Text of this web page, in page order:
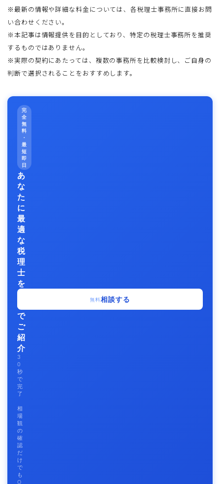
※最新の情報や詳細な料金については、各税理士事務所に直接お問
い合わせください。
※本記事は情報提供を目的としており、特定の税理士事務所を推奨
するものではありません。
※実際の契約にあたっては、複数の事務所を比較検討し、ご自身の
判断で選択されることをおすすめします。
完
全
無
料
・
最
短
即
日
あ
な
た
に
最
適
な
税
理
士
を
無
料
で
ご
紹
介
3
0
秒
で
完
了
相
場
観
の
確
認
だ
け
で
も
O
無料相談する